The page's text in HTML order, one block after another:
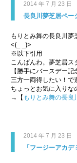
2014 年 7 月 23 日
長良川夢芝居ペ
もりとみ舞の長良川
<(_ _)>
※以下引用
こんばんわ。夢芝居ス
【勝手にバースデー
三方一両得したい！
ちょっとお気に入りな
→【 もりとみ舞の長良
2014 年 7 月 23 日
「フージーアカ